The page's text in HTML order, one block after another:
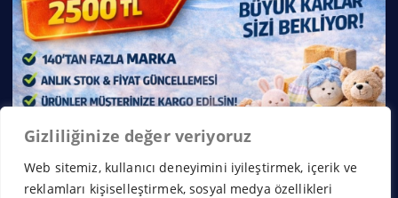
Gizliliğinize değer veriyoruz
Web sitemiz, kullanıcı deneyimini iyileştirmek, içerik ve
reklamları kişiselleştirmek, sosyal medya özellikleri